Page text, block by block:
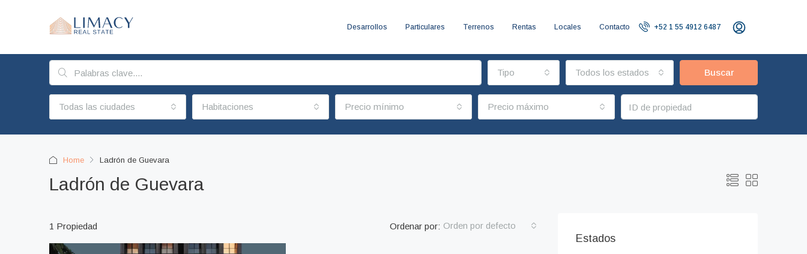
Desarrollos Particulares Terrenos Rentas Locales Contacto +52 1 55 4912 6487
Tipo Todos los estados Buscar
Todas las ciudades Habitaciones Precio mínimo Precio máximo
Home Ladrón de Guevara
Ladrón de Guevara
1 Propiedad Ordenar por: Orden por defecto
Estados